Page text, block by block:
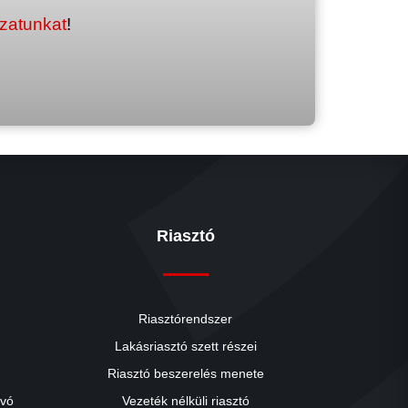
!
Riasztó
Riasztórendszer
Lakásriasztó szett részei
Riasztó beszerelés menete
Vezeték nélküli riasztó